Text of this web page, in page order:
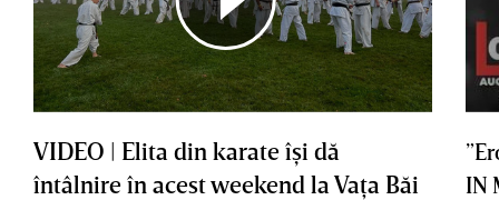
VIDEO | Elita din karate îşi dă
întâlnire în acest weekend la Vaţa Băi
IN